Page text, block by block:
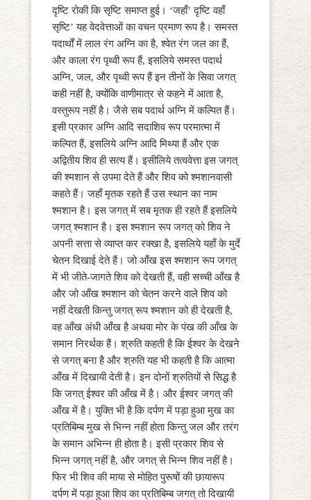
दृष्टि रोकी कि सृष्टि समाप्त हुई। ‘जहाँ’ दृष्टि वहाँ
सृष्टि’ यह वेदवेत्ताओं का वचन प्रमाण रूप है। समस्त
पदार्थों में लाल रंग अग्नि का है, श्वेत रंग जल का हैं,
और काला रंग पृथ्वी रूप हैं, इसलिये समस्त पदार्थ
अग्नि, जल, और पृथ्वी रूप हैं इन तीनों के सिवा जगत्
कही नहीं है, क्योंकि वाणीमात्र से कहने में आता है,
वस्तुरूप नहीं है। जैसे सब पदार्थ अग्नि में कल्पित हैं।
इसी प्रकार अग्नि आदि सदाशिव रूप परमात्मा में
कल्पित हैं, इसलिये अग्नि आदि मिथ्या हैं और एक
अद्वितीय शिव ही सत्य हैं। इसीलिये तत्ववेत्ता इस जगत्
की श्मशान से उपमा देते हैं और शिव को श्मशानवासी
कहते हैं। जहाँ मृतक रहते हैं उस स्थान का नाम
श्मशान है। इस जगत् में सब मृतक ही रहते हैं इसलिये
जगत् श्मशान है। इस श्मशान रूप जगत् को शिव ने
अपनी सत्ता से व्याप्त कर रक्खा है, इसलिये यहाँ के मुर्दे
चेतन दिखाई देते हैं। जो आँख इस श्मशान रूप जगत्
में भी जीते-जागते शिव को देखती हैं, वही सच्ची आँख है
और जो आँख श्मशान को चेतन करने वाले शिव को
नहीं देखती किन्तु जगत् रूप श्मशान को ही देखती है,
वह आँख अंधी आँख है अथवा मोर के पंख की आँख के
समान निरर्थक हैं। श्रुति कहती है कि ईश्वर के देखने
से जगत् बना है और श्रुति यह भी कहती है कि आत्मा
आँख में दिखायी देती है। इन दोनों श्रुतियों से सिद्ध है
कि जगत् ईश्वर की आँख में है। और ईश्वर जगत् की
आँख में है। युक्ति भी है कि दर्पण में पड़ा हुआ मुख का
प्रतिबिम्ब मुख से भिन्न नहीं होता किन्तु जल और तरंग
के समान अभिन्न ही होता है। इसी प्रकार शिव से
भिन्न जगत् नहीं है, और जगत् से भिन्न शिव नहीं है।
फिर भी शिव की माया से मोहित पुरूषों की छायारूप
दर्पण में पड़ा हुआ शिव का प्रतिबिम्ब जगत् तो दिखायी